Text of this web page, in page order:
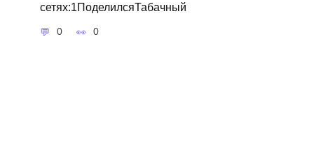
сетях:1ПоделилсяТабачный
0 0